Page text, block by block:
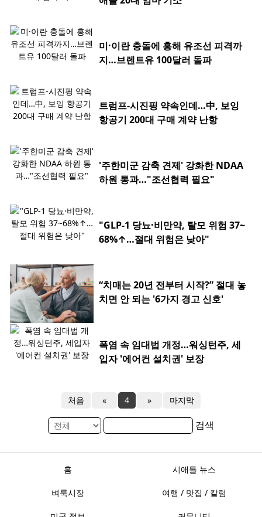
미·이란 충돌에 홍해 유조선 피격까
지…브렌트유 100달러 돌파
트럼프-시진핑 약속인데…中, 보잉
항공기 200대 구매 계약 난항
'주한미군 감축 견제' 강화한 NDAA
하원 통과…"조선협력 필요"
"GLP-1 당뇨·비만약, 탈모 위험 37~
68%↑…절대 위험은 낮아"
“치매는 20년 전부터 시작?” 절대 놓
치면 안 되는 '6가지 경고 신호'
폭염 속 임대법 개정…워싱턴주, 세
입자 '에어컨 설치권' 보장
처음 « 4 » 마지막
검색
홈 시애틀 뉴스
벼룩시장 여행 / 맛집 / 칼럼